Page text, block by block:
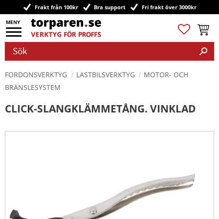
Meny
Frakt från 100kr Bra support Fri frakt över 3000kr
Favoriter
FORDONSVERKTYG LASTBILSVERKTYG
MOTOR- OCH
BRÄNSLESYSTEM
CLICK-SLANGKLÄMMETÅNG. VINKLAD